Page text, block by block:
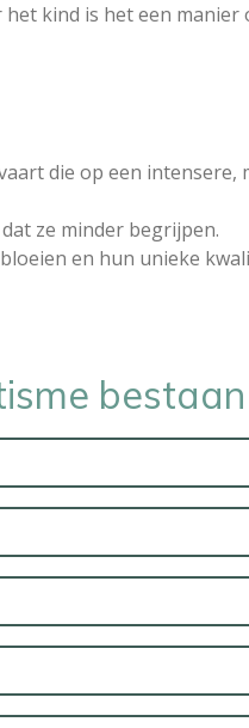
kind is het een manier
die op een intensere,
ze minder begrijpen.
en hun unieke
bestaan